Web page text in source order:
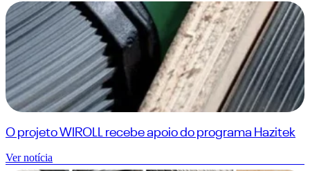
O projeto WIROLL recebe apoio do programa Hazitek
Ver notícia